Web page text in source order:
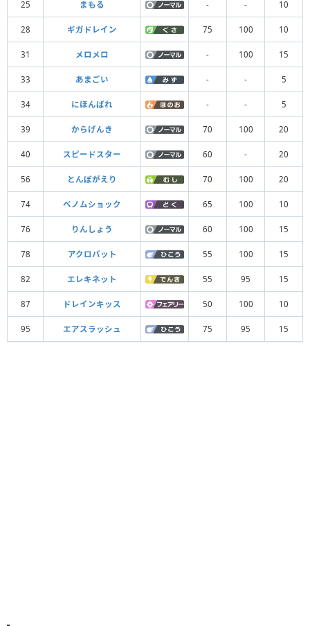
25 まもる - - 10
28 ギガドレイン 75 100 10
31 メロメロ - 100 15
33 あまごい - - 5
34 にほんばれ - - 5
39 からげんき 70 100 20
40 スピードスター 60 - 20
56 とんぼがえり 70 100 20
74 ベノムショック 65 100 10
76 りんしょう 60 100 15
78 アクロバット 55 100 15
82 エレキネット 55 95 15
87 ドレインキッス 50 100 10
95 エアスラッシュ 75 95 15